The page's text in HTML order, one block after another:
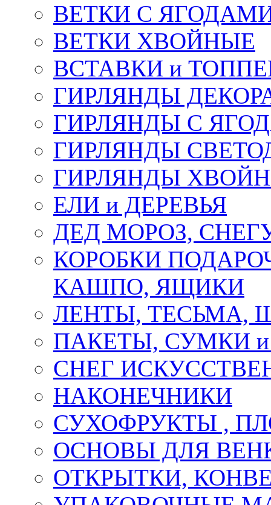
ВЕТКИ С
ВЕТКИ ХВОЙНЫЕ
ВСТАВКИ и
ГИРЛЯНДЫ
ГИРЛЯНДЫ С
ГИРЛЯНДЫ
ГИРЛЯНДЫ
ЕЛИ и ДЕРЕВЬЯ
ДЕД МОРОЗ,
КОРОБКИ
КАШПО, ЯЩИКИ
ЛЕНТЫ, ТЕСЬМА,
ПАКЕТЫ, СУМКИ
СНЕГ
НАКОНЕЧНИКИ
СУХОФРУКТЫ ,
ОСНОВЫ ДЛЯ
ОТКРЫТКИ,